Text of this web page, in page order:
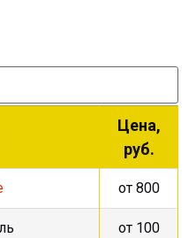
Цена,
руб.
от 800
от 100